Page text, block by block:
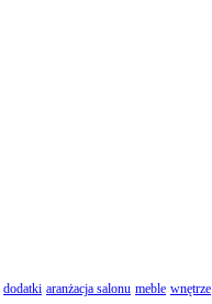
dodatki aranżacja salonu meble wnętrze